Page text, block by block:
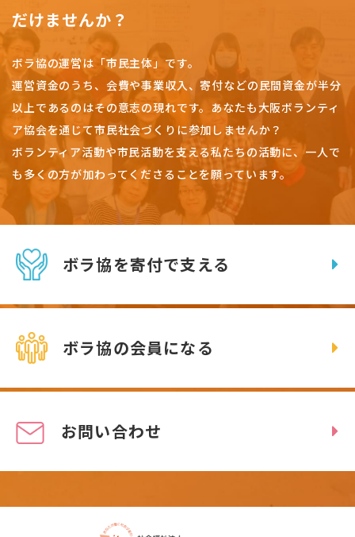
だけませんか？
ボラ協の運営は「市民主体」です。
運営資金のうち、会費や事業収入、寄付などの民間資金が半分
以上であるのはその意志の現れです。 あなたも大阪ボランティ
ア協会を通じて市民社会づくりに参加しませんか？
ボランティア活動や市民活動を支える私たちの活動に、一人で
も多くの方が加わってくださることを願っています。
ボラ協を寄付で支える
ボラ協の会員になる
お問い合わせ